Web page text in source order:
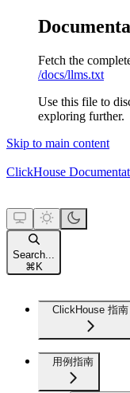
Fetch the
/docs/llms.txt
Use this file to
exploring further.
Skip to main content
ClickHouse
Search...
⌘ K
ClickHouse 指南
用例指南